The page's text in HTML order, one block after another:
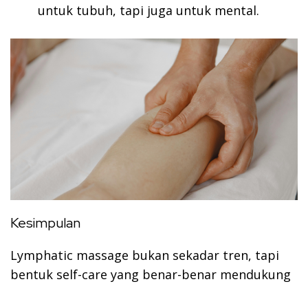
untuk tubuh, tapi juga untuk mental.
Kesimpulan
Lymphatic massage bukan sekadar tren, tapi
bentuk self-care yang benar-benar mendukung